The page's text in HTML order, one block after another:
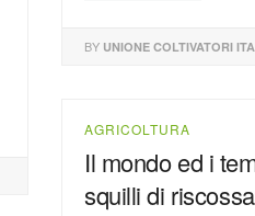
BY UNIONE COLTIVATORI
AGRICOLTURA
Il mondo ed i
squilli di riscossa